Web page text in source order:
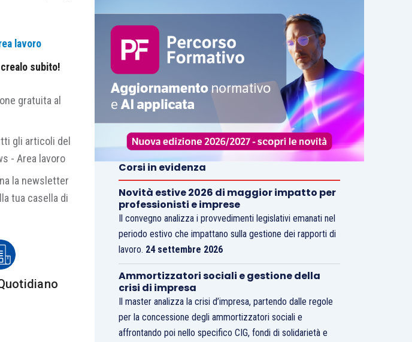
lavoro
subito!
gratuita al
gli articoli del
- Area lavoro
la newsletter
tua casella di
Corsi in evidenza
Novità estive 2026 di maggior impatto per
professionisti e imprese
Il convegno analizza i provvedimenti legislativi emanati nel
periodo estivo che impattano sulla gestione dei rapporti di
lavoro. 24 settembre 2026
Ammortizzatori sociali e gestione della
crisi di impresa
Il master analizza la crisi d’impresa, partendo dalle regole
per la concessione degli ammortizzatori sociali e
affrontando poi nello specifico CIG, fondi di solidarietà e